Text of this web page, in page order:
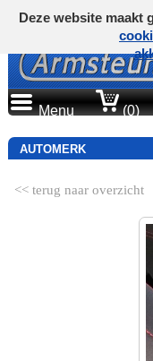
Menu (0)
AUTOMERK
<< terug naar overzicht
Deze website maakt